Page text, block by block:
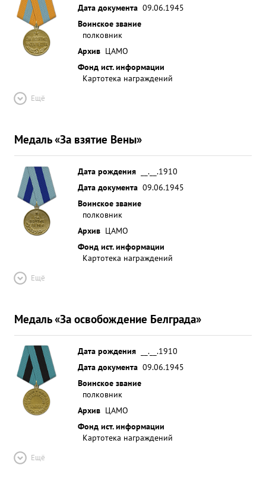
Дата документа 09.06.1945
Воинское звание
полковник
Архив ЦАМО
Фонд ист. информации
Картотека награждений
Ещё
Медаль «За взятие Вены»
Дата рождения
__.__.1910
Дата документа 09.06.1945
Воинское звание
полковник
Архив ЦАМО
Фонд ист. информации
Картотека награждений
Ещё
Медаль «За освобождение Белграда»
Дата рождения
__.__.1910
Дата документа 09.06.1945
Воинское звание
полковник
Архив ЦАМО
Фонд ист. информации
Картотека награждений
Ещё